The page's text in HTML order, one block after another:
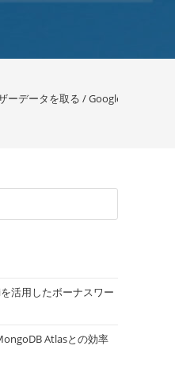
データを取る / Google
活用したボーナスワー
Atlasとの効率